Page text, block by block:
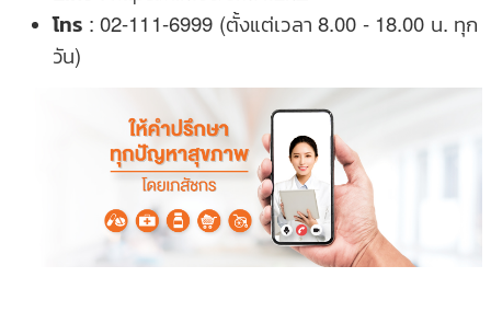
โทร : 02-111-6999 (ตั้งแต่เวลา 8.00 - 18.00 น. ทุก
วัน)